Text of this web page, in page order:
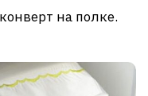
на полке.